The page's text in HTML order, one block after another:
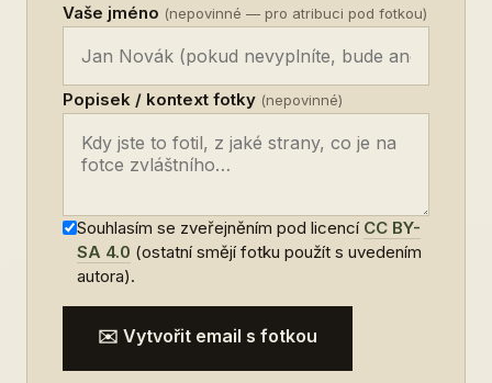
Vaše jméno (nepovinné — pro atribuci pod fotkou)
Popisek / kontext fotky (nepovinné)
Souhlasím se zveřejněním pod licencí CC BY-
SA 4.0 (ostatní smějí fotku použít s uvedením
autora).
✉️ Vytvořit email s fotkou